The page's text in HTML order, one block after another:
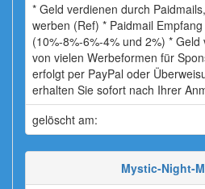
* Geld verdienen durch
werben (Ref) * Paidmail
(10%-8%-6%-4% und 2%) *
von vielen Werbeformen für
erfolgt per PayPal oder
erhalten Sie sofort nach Ihrer
gelöscht am:
Mystic-Night-